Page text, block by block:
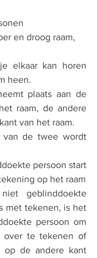
en droog raam,
elkaar kan horen
heen.
plaats aan de
raam, de andere
van het raam.
van de twee wordt
persoon start
geblinddoekte
met tekenen, is het
persoon om
over te tekenen of
op de andere kant